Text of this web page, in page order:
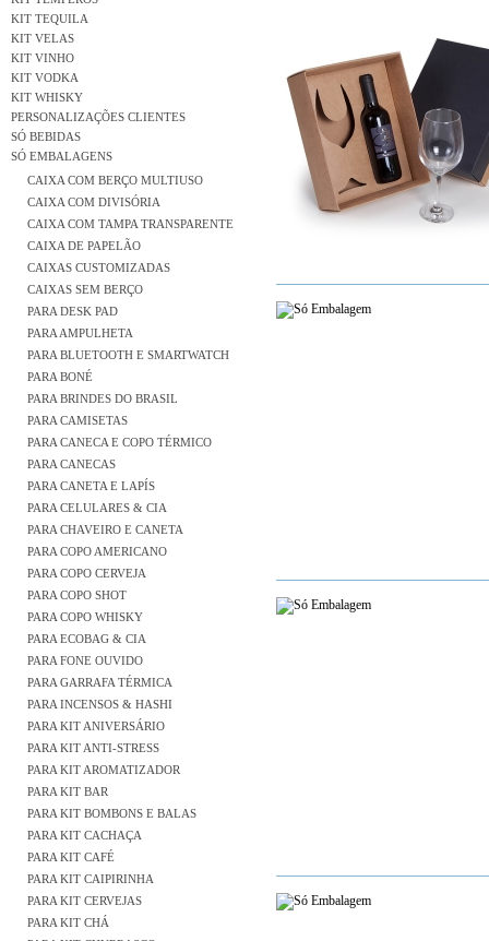
KIT TEQUILA
KIT VELAS
KIT VINHO
KIT VODKA
KIT WHISKY
PERSONALIZAÇÕES CLIENTES
SÓ BEBIDAS
SÓ EMBALAGENS
CAIXA COM BERÇO MULTIUSO
CAIXA COM DIVISÓRIA
CAIXA COM TAMPA TRANSPARENTE
CAIXA DE PAPELÃO
CAIXAS CUSTOMIZADAS
CAIXAS SEM BERÇO
PARA DESK PAD
PARA AMPULHETA
PARA BLUETOOTH E SMARTWATCH
PARA BONÉ
PARA BRINDES DO BRASIL
PARA CAMISETAS
PARA CANECA E COPO TÉRMICO
PARA CANECAS
PARA CANETA E LAPÍS
PARA CELULARES & CIA
PARA CHAVEIRO E CANETA
PARA COPO AMERICANO
PARA COPO CERVEJA
PARA COPO SHOT
PARA COPO WHISKY
PARA ECOBAG & CIA
PARA FONE OUVIDO
PARA GARRAFA TÉRMICA
PARA INCENSOS & HASHI
PARA KIT ANIVERSÁRIO
PARA KIT ANTI-STRESS
PARA KIT AROMATIZADOR
PARA KIT BAR
PARA KIT BOMBONS E BALAS
PARA KIT CACHAÇA
PARA KIT CAFÉ
PARA KIT CAIPIRINHA
PARA KIT CERVEJAS
PARA KIT CHÁ